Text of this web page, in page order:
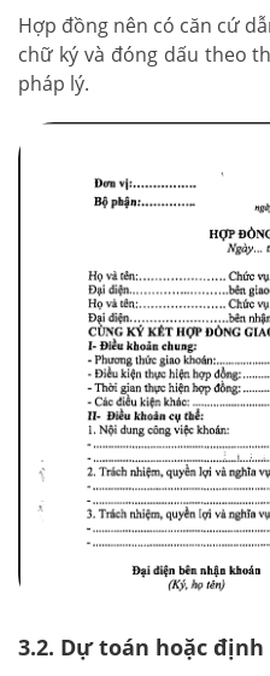
Hợp đồng nên có căn cứ
chữ ký và đóng dấu theo
pháp lý.
3.2. Dự toán hoặc